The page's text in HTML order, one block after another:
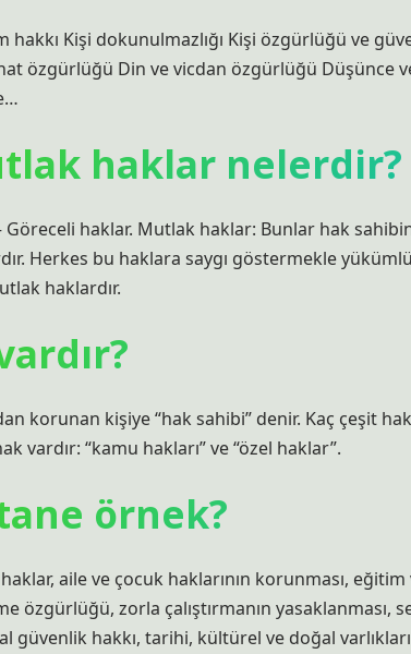
hakkı Kişi dokunulmazlığı Kişi özgürlüğü ve
özgürlüğü Din ve vicdan özgürlüğü Düşünce
haklar nelerdir?
Göreceli haklar. Mutlak haklar: Bunlar hak
Herkes bu haklara saygı göstermekle
haklardır.
korunan kişiye “hak sahibi” denir. Kaç çeşit
vardır: “kamu hakları” ve “özel haklar”.
örnek?
aile ve çocuk haklarının korunması,
özgürlüğü, zorla çalıştırmanın yasaklanması,
güvenlik hakkı, tarihi, kültürel ve doğal